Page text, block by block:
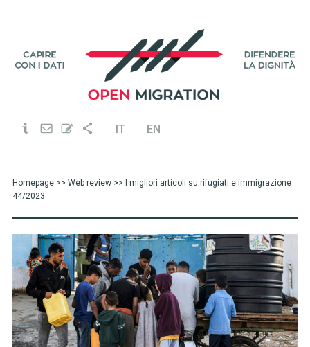
IT EN
Homepage>> Web review>> I migliori articoli su rifugiati e immigrazione
44/2023